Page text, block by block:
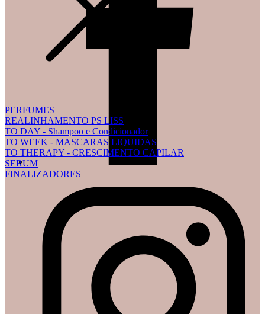
PERFUMES
REALINHAMENTO PS LISS
TO DAY - Shampoo e Condicionador
TO WEEK - MASCARAS LIQUIDAS
TO THERAPY - CRESCIMENTO CAPILAR
SERUM
FINALIZADORES